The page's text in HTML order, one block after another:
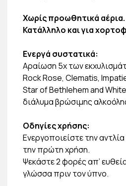
Χωρίς προωθητικά αέρια.
Κατάλληλο και για
Ενεργά συστατικά:
Αραίωση 5x των
Rock Rose, Clematis,
Star of Bethlehem and
διάλυμα βρώσιμης
Οδηγίες χρήσης:
Ενεργοποιείστε την
την πρώτη χρήση.
Ψεκάστε 2 φορές απ’
γλώσσα πριν τον ύπνο.